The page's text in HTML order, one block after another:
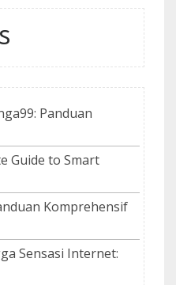
Panduan
Guide to Smart
Komprehensif
Sensasi Internet: